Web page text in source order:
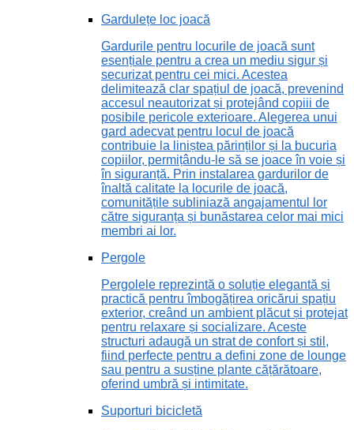
Gardulețe loc joacă
Gardurile pentru locurile de joacă sunt
esențiale pentru a crea un mediu sigur și
securizat pentru cei mici. Acestea
delimitează clar spațiul de joacă, prevenind
accesul neautorizat și protejând copiii de
posibile pericole exterioare. Alegerea unui
gard adecvat pentru locul de joacă
contribuie la liniștea părinților și la bucuria
copiilor, permițându-le să se joace în voie și
în siguranță. Prin instalarea gardurilor de
înaltă calitate la locurile de joacă,
comunitățile subliniază angajamentul lor
către siguranța și bunăstarea celor mai mici
membri ai lor.
Pergole
Pergolele reprezintă o soluție elegantă și
practică pentru îmbogățirea oricărui spațiu
exterior, creând un ambient plăcut și protejat
pentru relaxare și socializare. Aceste
structuri adaugă un strat de confort și stil,
fiind perfecte pentru a defini zone de lounge
sau pentru a susține plante cățărătoare,
oferind umbră și intimitate.
Suporturi bicicletă